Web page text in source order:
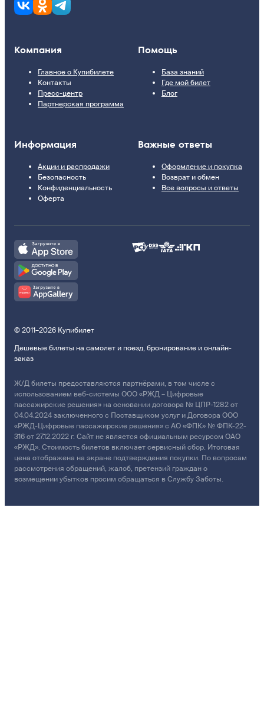
Компания
Главное о Купибилете
Контакты
Пресс-центр
Партнерская программа
Помощь
База знаний
Где мой билет
Блог
Информация
Акции и распродажи
Безопасность
Конфиденциальность
Оферта
Важные ответы
Оформление и покупка
Возврат и обмен
Все вопросы и ответы
© 2011–2026 Купибилет
Дешевые билеты на самолет и поезд, бронирование и онлайн-
заказ
Ж/Д билеты предоставляются партнёрами, в том числе с
использованием веб-системы ООО «РЖД – Цифровые
пассажирские решения» на основании договора № ЦПР-1282 от
04.04.2024 заключенного с Поставщиком услуг и Договора ООО
«РЖД-Цифровые пассажирские решения» с АО «ФПК» № ФПК-22-
316 от 27.12.2022 г. Сайт не является официальным ресурсом ОАО
«РЖД». Стоимость билетов включает сервисный сбор. Итоговая
цена отображена на экране подтверждения покупки. По вопросам
рассмотрения обращений, жалоб, претензий граждан о
возмещении убытков просим обращаться в Службу Заботы.